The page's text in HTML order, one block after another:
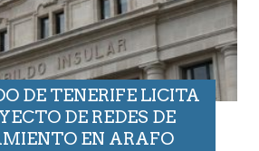
DE TENERIFE LICITA
DE REDES DE
EN ARAFO